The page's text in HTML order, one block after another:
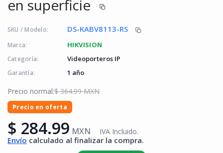
en superficie
SKU / Modelo: DS-KABV8113-RS
Marca: HIKVISION
Categoría: Videoporteros IP
Garantía: 1 año
Precio normal:$ 364.99 MXN
Precio en oferta
$ 284.99 MXN IVA Incluido.
Envío calculado al finalizar la compra.
Disminuir